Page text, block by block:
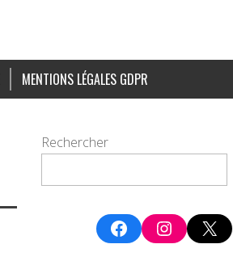
MENTIONS LÉGALES GDPR
Rechercher
FacebookInstagram
X